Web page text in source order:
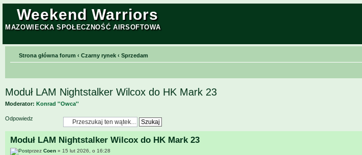
Weekend Warriors
MAZOWIECKA SPOŁECZNOŚĆ AIRSOFTOWA
Strona główna forum ‹ Czarny rynek ‹ Sprzedam
Moduł LAM Nightstalker Wilcox do HK Mark 23
Moderator: Konrad ''Owca''
Odpowiedz
Moduł LAM Nightstalker Wilcox do HK Mark 23
przez Coen » 15 lut 2026, o 16:28